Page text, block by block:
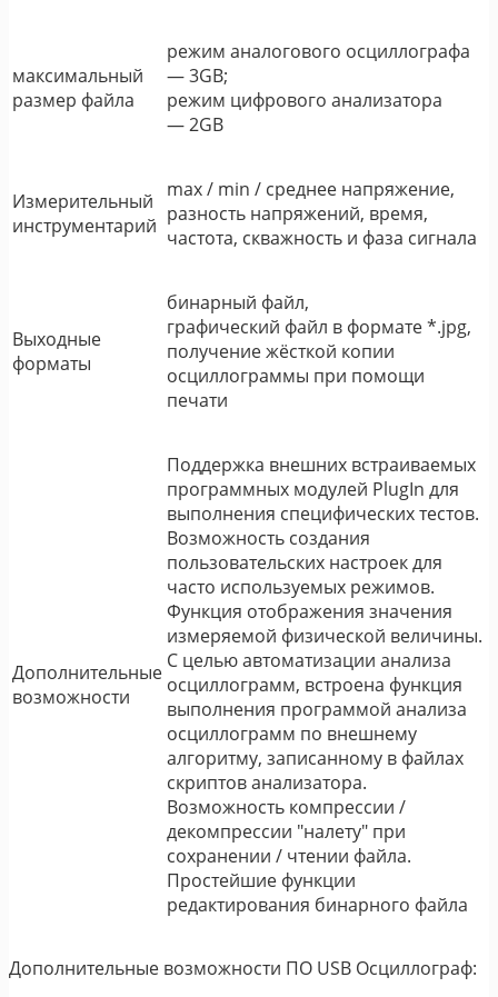
максимальный
размер файла
режим аналогового осциллографа
― 3GB;
режим цифрового анализатора
― 2GB
Измерительный
инструментарий
max / min / среднее напряжение,
разность напряжений, время,
частота, скважность и фаза сигнала
Выходные
форматы
бинарный файл,
графический файл в формате *.jpg,
получение жёсткой копии
осциллограммы при помощи
печати
Дополнительные
возможности
Поддержка внешних встраиваемых
программных модулей PlugIn для
выполнения специфических тестов.
Возможность создания
пользовательских настроек для
часто используемых режимов.
Функция отображения значения
измеряемой физической величины.
С целью автоматизации анализа
осциллограмм, встроена функция
выполнения программой анализа
осциллограмм по внешнему
алгоритму, записанному в файлах
скриптов анализатора.
Возможность компрессии /
декомпрессии "налету" при
сохранении / чтении файла.
Простейшие функции
редактирования бинарного файла
Дополнительные возможности ПО USB Осциллограф: